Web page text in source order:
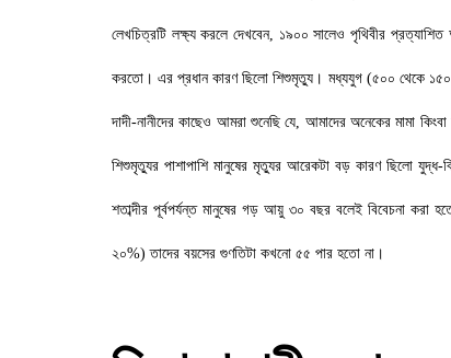
লেখচিত্রটি লক্ষ্য করলে দেখবেন, ১৯০০ সালেও পৃথিবীর
করতো। এর প্রধান কারণ ছিলো শিশুমৃত্যু। মধ্যযুগ (৫০০ থেকে ১৫০০
দাদী-নানীদের কাছেও আমরা শুনেছি যে আমাদের অনেকের মামা কিংবা
শিশুমৃত্যুর পাশাপাশি মানুষের মৃত্যুর আরেকটা বড় কারণ ছিলো যুদ্ধ-
শতাব্দীর পূর্বপর্যন্ত মানুষের গড় আয়ু ৩০ বছর বলেই বিবেচনা
২০%) তাদের বয়সের গুণতিটা কখনো ৫৫ পার হতো না।